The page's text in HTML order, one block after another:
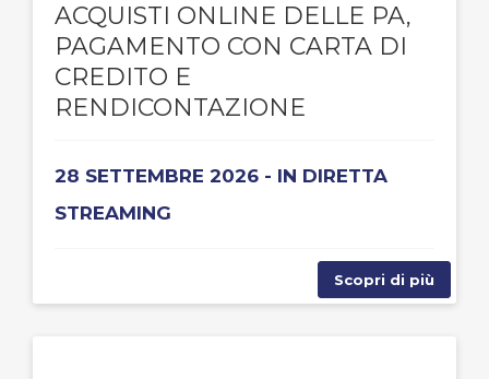
ACQUISTI ONLINE DELLE PA,
PAGAMENTO CON CARTA DI
CREDITO E
RENDICONTAZIONE
28 SETTEMBRE 2026 - IN DIRETTA
STREAMING
Scopri di più